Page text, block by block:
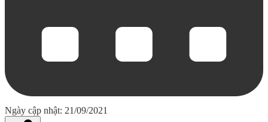
Ngày cập nhật: 21/09/2021